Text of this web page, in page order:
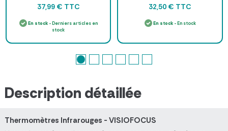
37,99 € TTC
En stock- Derniers articles en
stock
32,50 € TTC
En stock- En stock
Description détaillée
Thermomètres Infrarouges - VISIOFOCUS